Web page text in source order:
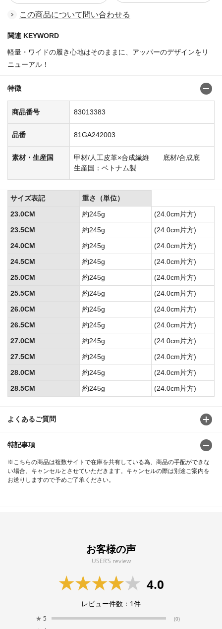
この商品について問い合わせる
関連 KEYWORD
軽量・ワイドの履き心地はそのままに、アッパーのデザインをリ
ニューアル！
特徴
商品番号 83013383
品番 81GA242003
素材・生産国
甲材/人工皮革×合成繊維 底材/合成底
生産国：ベトナム製
よくあるご質問
特記事項
※こちらの商品は複数サイトで在庫を共有している為、商品の手配ができな
い場合、キャンセルとさせていただきます。キャンセルの際は別途ご案内を
お送りしますので予めご了承ください。
サイズ表記
重さ（単位）
23.0CM
約245g
(24.0cm片方)
23.5CM
約245g
(24.0cm片方)
24.0CM
約245g
(24.0cm片方)
24.5CM
約245g
(24.0cm片方)
25.0CM
約245g
(24.0cm片方)
25.5CM
約245g
(24.0cm片方)
26.0CM
約245g
(24.0cm片方)
26.5CM
約245g
(24.0cm片方)
27.0CM
約245g
(24.0cm片方)
27.5CM
約245g
(24.0cm片方)
28.0CM
約245g
(24.0cm片方)
28.5CM
約245g (24.0cm片方)
お客様の声
USER’S review
4.0
レビュー件数： 1件
★ 5 (0)